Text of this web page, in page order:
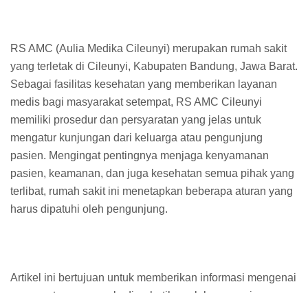
RS AMC (Aulia Medika Cileunyi) merupakan rumah sakit
yang terletak di Cileunyi, Kabupaten Bandung, Jawa Barat.
Sebagai fasilitas kesehatan yang memberikan layanan
medis bagi masyarakat setempat, RS AMC Cileunyi
memiliki prosedur dan persyaratan yang jelas untuk
mengatur kunjungan dari keluarga atau pengunjung
pasien. Mengingat pentingnya menjaga kenyamanan
pasien, keamanan, dan juga kesehatan semua pihak yang
terlibat, rumah sakit ini menetapkan beberapa aturan yang
harus dipatuhi oleh pengunjung.
Artikel ini bertujuan untuk memberikan informasi mengenai